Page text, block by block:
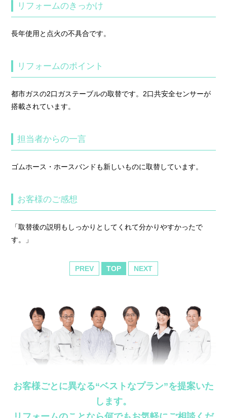
リフォームのきっかけ
長年使用と点火の不具合です。
リフォームのポイント
都市ガスの2口ガステーブルの取替です。2口共安全センサーが
搭載されています。
担当者からの一言
ゴムホース・ホースバンドも新しいものに取替しています。
お客様のご感想
「取替後の説明もしっかりとしてくれて分かりやすかったで
す。」
PREV TOP NEXT
お客様ごとに異なる“ベストなプラン”を提案いた
します。